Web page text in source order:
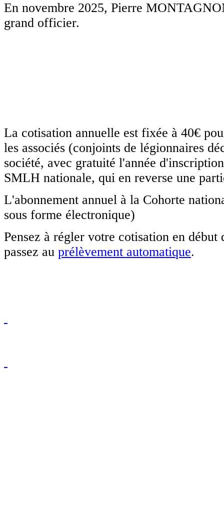
En novembre 2025, Pierre
grand officier.
La cotisation annuelle est fixée à 40€
les associés (conjoints de légionnaires
société, avec gratuité l'année
SMLH nationale, qui en reverse une
L'abonnement annuel à la Cohorte
sous forme électronique)
Pensez à régler votre cotisation en début
passez au prélèvement automatique.